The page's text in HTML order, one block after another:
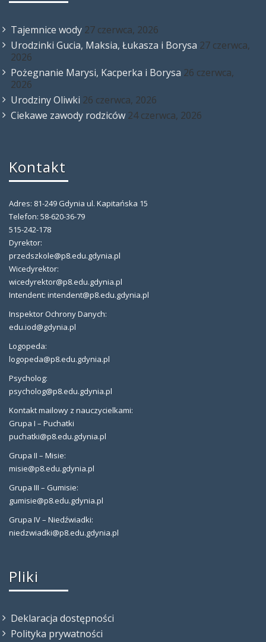
Tajemnice wody 27 czerwca, 2026
Urodzinki Gucia, Maksia, Łukasza i Borysa 27 czerwca,
2026
Pożegnanie Marysi, Kacperka i Borysa 26 czerwca,
2026
Urodziny Oliwki 26 czerwca, 2026
Ciekawe zawody rodziców 24 czerwca, 2026
Kontakt
Adres: 81-249 Gdynia ul. Kapitańska 15
Telefon: 58-620-36-79
515-242-178
Dyrektor:
przedszkole@p8.edu.gdynia.pl
Wicedyrektor:
wicedyrektor@p8.edu.gdynia.pl
Intendent: intendent@p8.edu.gdynia.pl
Inspektor Ochrony Danych:
edu.iod@gdynia.pl
Logopeda:
logopeda@p8.edu.gdynia.pl
Psycholog:
psycholog@p8.edu.gdynia.pl
Kontakt mailowy z nauczycielkami:
Grupa I – Puchatki
puchatki@p8.edu.gdynia.pl
Grupa II – Misie:
misie@p8.edu.gdynia.pl
Grupa III – Gumisie:
gumisie@p8.edu.gdynia.pl
Grupa IV – Niedźwiadki:
niedzwiadki@p8.edu.gdynia.pl
Pliki
Deklaracja dostępności
Polityka prywatności